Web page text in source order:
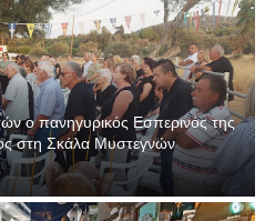
ο πανηγυρικός Εσπερινός της
στη Σκάλα Μυστεγνών